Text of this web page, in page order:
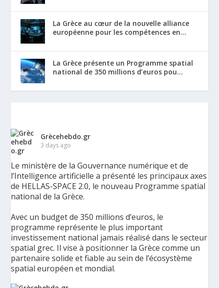
La Grèce au cœur de la nouvelle alliance
européenne pour les compétences en...
La Grèce présente un Programme spatial
national de 350 millions d’euros pou...
Grècehebdo.gr
3 days ago
Le ministère de la Gouvernance numérique et de
l’Intelligence artificielle a présenté les principaux axes
de HELLAS-SPACE 2.0, le nouveau Programme spatial
national de la Grèce.
Avec un budget de 350 millions d’euros, le
programme représente le plus important
investissement national jamais réalisé dans le secteur
spatial grec. Il vise à positionner la Grèce comme un
partenaire solide et fiable au sein de l’écosystème
spatial européen et mondial.